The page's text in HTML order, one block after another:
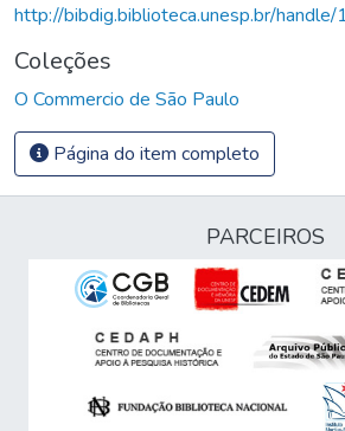
http://bibdig.biblioteca.unesp.br/
Coleções
O Commercio de São Paulo
Página do item completo
PARCEIROS